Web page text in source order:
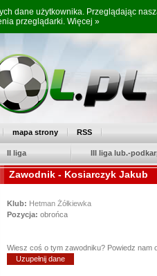
dane użytkownika. Przeglądając
przeglądarki. Więcej »
mapa strony RSS
II liga III liga lub.-
Zawodnik - Kosiarczyk Jakub
Klub: Hetman Żółkiewka
Pozycja: obrońca
Wiesz coś o tym zawodniku? Powiedz nam
Uzupełnij dane